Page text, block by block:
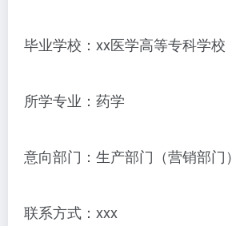
毕业学校：xx医学高等专科学校
所学专业：药学
意向部门：生产部门（营销部门）
联系方式：xxx